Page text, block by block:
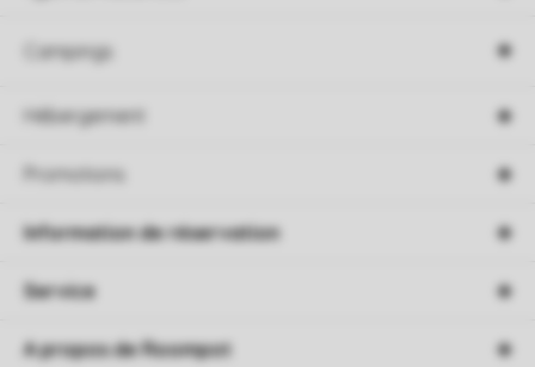
Campings
Hébergement
Promotions
Information de réservation
Service
A propos de Roompot